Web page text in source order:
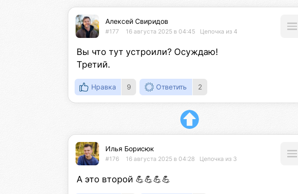
Алексей Свиридов
#177 16 августа 2025 в 04:45 Цепочка из 4
Вы что тут устроили? Осуждаю!
Третий.
Нравка 9 Ответить 2
Илья Борисюк
#176 16 августа 2025 в 04:28 Цепочка из 3
А это второй 💪💪💪💪